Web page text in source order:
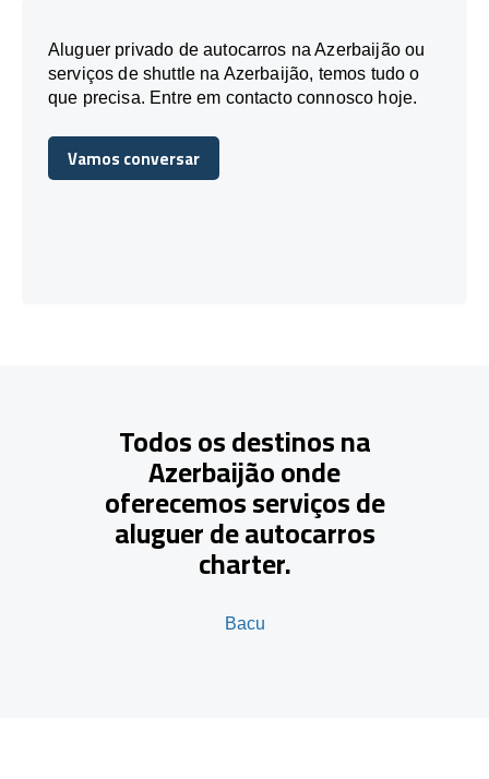
Aluguer privado de autocarros na Azerbaijão ou
serviços de shuttle na Azerbaijão, temos tudo o
que precisa. Entre em contacto connosco hoje.
Vamos conversar
Vamos conversar
Todos os destinos na
Azerbaijão onde
oferecemos serviços de
aluguer de autocarros
charter.
Bacu